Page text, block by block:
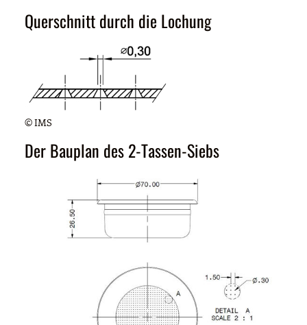
Querschnitt durch die Lochung
© IMS
Der Bauplan des 2-Tassen-Siebs